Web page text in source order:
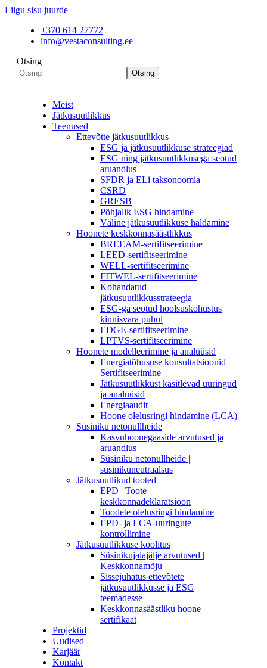
Liigu sisu juurde
+370 614 27772
info@vestaconsulting.ee
Otsing
Otsing
Meist
Jätkusuutlikkus
Teenused
Ettevõtte jätkusuutlikkus
ESG ja jätkusuutlikkuse strateegiad
ESG ning jätkusuutlikkusega seotud
aruandlus
SFDR ja ELi taksonoomia
CSRD
GRESB
Põhjalik ESG hindamine
Väline jätkusuutlikkuse haldamine
Hoonete keskkonnasäästlikkus
BREEAM-sertifitseerimine
LEED-sertifitseerimine
WELL-sertifitseerimine
FITWEL-sertifitseerimine
Kohandatud
jätkusuutlikkusstrateegia
ESG-ga seotud hoolsuskohustus
kinnisvara puhul
EDGE-sertifitseerimine
LPTVS-sertifitseerimine
Hoonete modelleerimine ja analüüsid
Energiatõhususe konsultatsioonid |
Sertifitseerimine
Jätkusuutlikkust käsitlevad uuringud
ja analüüsid
Energiaaudit
Hoone olelusringi hindamine (LCA)
Süsiniku netonullheide
Kasvuhoonegaaside arvutused ja
aruandlus
Süsiniku netonullheide |
süsinikuneutraalsus
Jätkusuutlikud tooted
EPD | Toote
keskkonnadeklaratsioon
Toodete olelusringi hindamine
EPD- ja LCA-uuringute
kontrollimine
Jätkusuutlikkuse koolitus
Süsinikujalajälje arvutused |
Keskkonnamõju
Sissejuhatus ettevõtete
jätkusuutlikkusse ja ESG
teemadesse
Keskkonnasäästliku hoone
sertifikaat
Projektid
Uudised
Karjäär
Kontakt